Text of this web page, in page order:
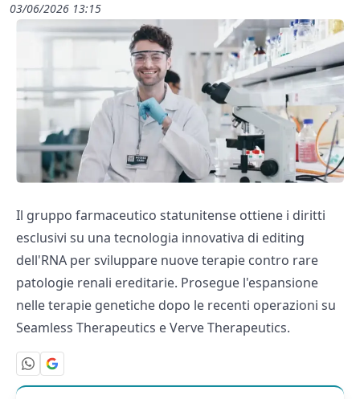
03/06/2026 13:15
Il gruppo farmaceutico statunitense ottiene i diritti
esclusivi su una tecnologia innovativa di editing
dell'RNA per sviluppare nuove terapie contro rare
patologie renali ereditarie. Prosegue l'espansione
nelle terapie genetiche dopo le recenti operazioni su
Seamless Therapeutics e Verve Therapeutics.